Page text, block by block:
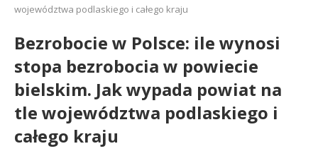
województwa podlaskiego i całego kraju
Bezrobocie w Polsce: ile wynosi
stopa bezrobocia w powiecie
bielskim. Jak wypada powiat na
tle województwa podlaskiego i
całego kraju